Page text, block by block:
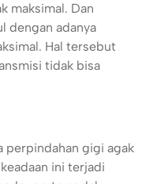
maksimal. Dan
dengan adanya
Hal tersebut
tidak bisa
perpindahan gigi agak
ini terjadi